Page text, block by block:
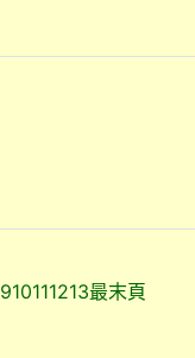
910111213最末頁